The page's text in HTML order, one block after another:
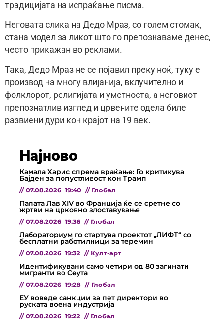
традицијата на испраќање писма.
Неговата слика на Дедо Мраз, со голем стомак,
стана модел за ликот што го препознаваме денес,
често прикажан во реклами.
Така, Дедо Мраз не се појавил преку ноќ, туку е
производ на многу влијанија, вклучително и
фолклорот, религијата и уметноста, а неговиот
препознатлив изглед и црвените одела биле
развиени дури кон крајот на 19 век.
Најново
Камала Харис спрема враќање: Го критикува
Бајден за попустливост кон Трамп
// 07.08.2026 19:40 // Глобал
Папата Лав XIV во Франција ќе се сретне со
жртви на црковно злоставување
// 07.08.2026 19:36 // Глобал
Лабораториум го стартува проектот „ЛИФТ“ со
бесплатни работилници за теремин
// 07.08.2026 19:32 // Култ-арт
Идентификувани само четири од 80 загинати
мигранти во Сеута
// 07.08.2026 19:28 // Глобал
ЕУ воведе санкции за пет директори во
руската воена индустрија
// 07.08.2026 19:22 // Глобал